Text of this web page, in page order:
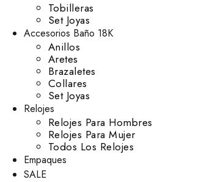
Tobilleras
Set Joyas
Accesorios Baño 18K
Anillos
Aretes
Brazaletes
Collares
Set Joyas
Relojes
Relojes Para Hombres
Relojes Para Mujer
Todos Los Relojes
Empaques
SALE